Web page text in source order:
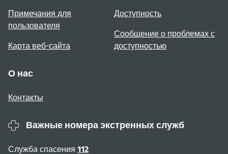
Примечания для
пользователя
Карта веб-сайта
Доступность
Сообщение о проблемах с
доступностью
О нас
Контакты
Важные номера экстренных служб
Служба спасения 112